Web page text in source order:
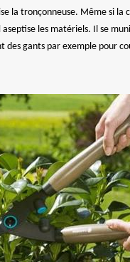
la tronçonneuse. Même si la
les matériels. Il se
des gants par exemple pour